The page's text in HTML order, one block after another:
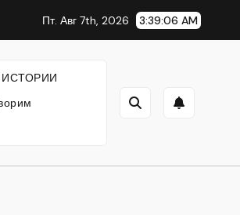
ФИЛОСОФИЯ ХАСИДИЗМА
Пт. Авг 7th, 2026 3:39:07 AM